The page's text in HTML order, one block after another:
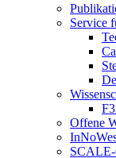
Service
Offene